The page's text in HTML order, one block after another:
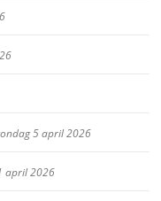
5 april 2026
april 2026